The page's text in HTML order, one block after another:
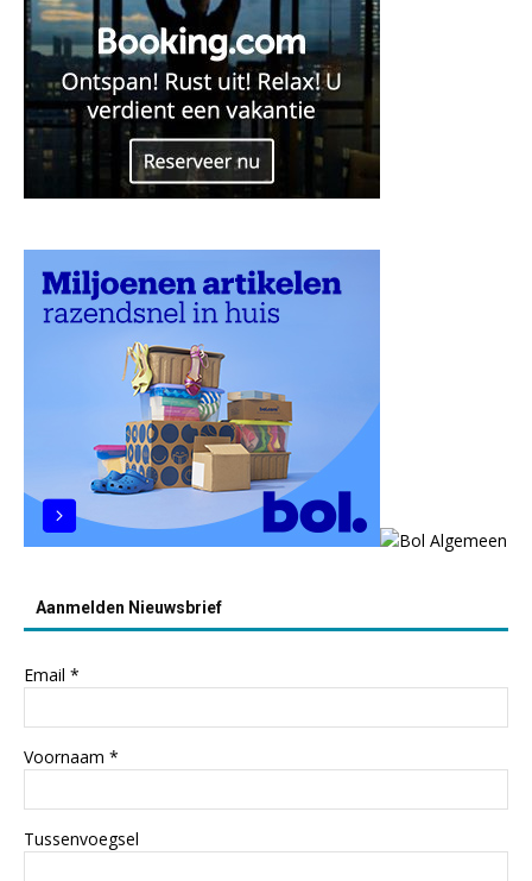
Aanmelden Nieuwsbrief
Email *
Voornaam *
Tussenvoegsel